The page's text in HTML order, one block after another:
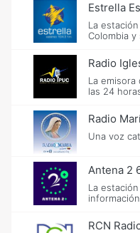
Estrella
La
Colombia
Radio
La
las 24
Radio
Una voz
Antena 2
La
RCN